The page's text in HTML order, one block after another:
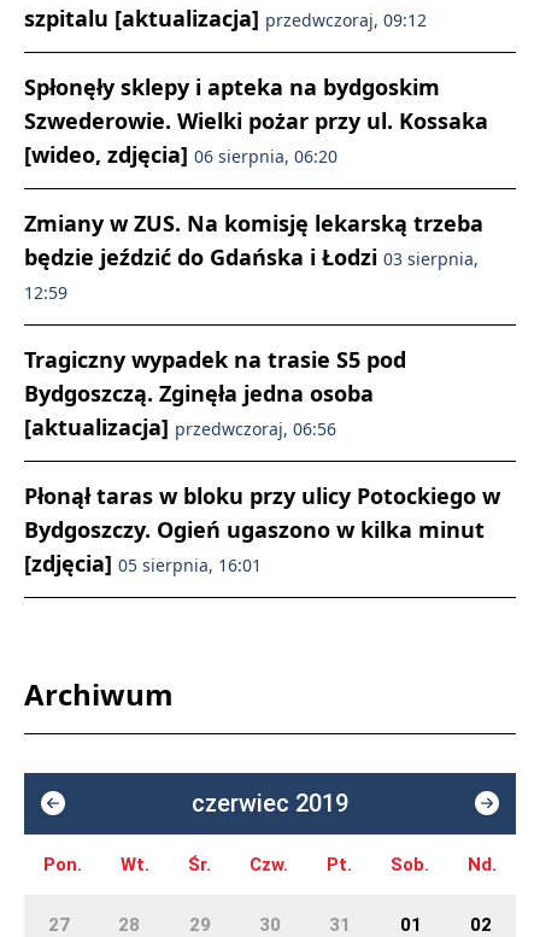
szpitalu [aktualizacja] przedwczoraj, 09:12
Spłonęły sklepy i apteka na bydgoskim
Szwederowie. Wielki pożar przy ul. Kossaka
[wideo, zdjęcia] 06 sierpnia, 06:20
Zmiany w ZUS. Na komisję lekarską trzeba
będzie jeździć do Gdańska i Łodzi 03 sierpnia,
12:59
Tragiczny wypadek na trasie S5 pod
Bydgoszczą. Zginęła jedna osoba
[aktualizacja] przedwczoraj, 06:56
Płonął taras w bloku przy ulicy Potockiego w
Bydgoszczy. Ogień ugaszono w kilka minut
[zdjęcia] 05 sierpnia, 16:01
Archiwum
czerwiec 2019
Pon. Wt. Śr. Czw. Pt. Sob. Nd.
27 28 29 30 31 01 02